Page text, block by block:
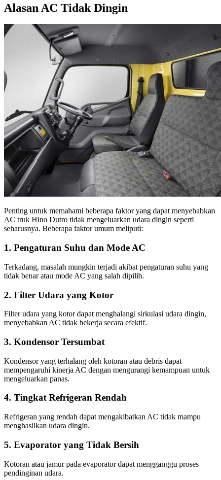
Alasan AC Tidak Dingin
Penting untuk memahami beberapa faktor yang dapat menyebabkan
AC truk Hino Dutro tidak mengeluarkan udara dingin seperti
seharusnya. Beberapa faktor umum meliputi:
1. Pengaturan Suhu dan Mode AC
Terkadang, masalah mungkin terjadi akibat pengaturan suhu yang
tidak benar atau mode AC yang salah dipilih.
2. Filter Udara yang Kotor
Filter udara yang kotor dapat menghalangi sirkulasi udara dingin,
menyebabkan AC tidak bekerja secara efektif.
3. Kondensor Tersumbat
Kondensor yang terhalang oleh kotoran atau debris dapat
mempengaruhi kinerja AC dengan mengurangi kemampuan untuk
mengeluarkan panas.
4. Tingkat Refrigeran Rendah
Refrigeran yang rendah dapat mengakibatkan AC tidak mampu
menghasilkan udara dingin.
5. Evaporator yang Tidak Bersih
Kotoran atau jamur pada evaporator dapat mengganggu proses
pendinginan udara.